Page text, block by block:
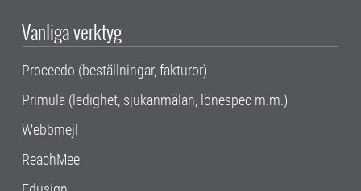
Vanliga verktyg
Proceedo (beställningar, fakturor)
Primula (ledighet, sjukanmälan, lönespec m.m.)
Webbmejl
ReachMee